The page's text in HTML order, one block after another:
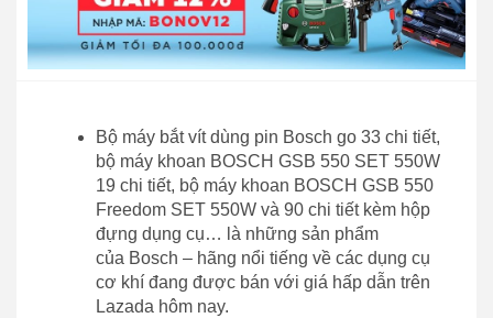
Bộ máy bắt vít dùng pin Bosch go 33 chi tiết,
bộ máy khoan BOSCH GSB 550 SET 550W
19 chi tiết, bộ máy khoan BOSCH GSB 550
Freedom SET 550W và 90 chi tiết kèm hộp
đựng dụng cụ… là những sản phẩm
của Bosch – hãng nổi tiếng về các dụng cụ
cơ khí đang được bán với giá hấp dẫn trên
Lazada hôm nay.